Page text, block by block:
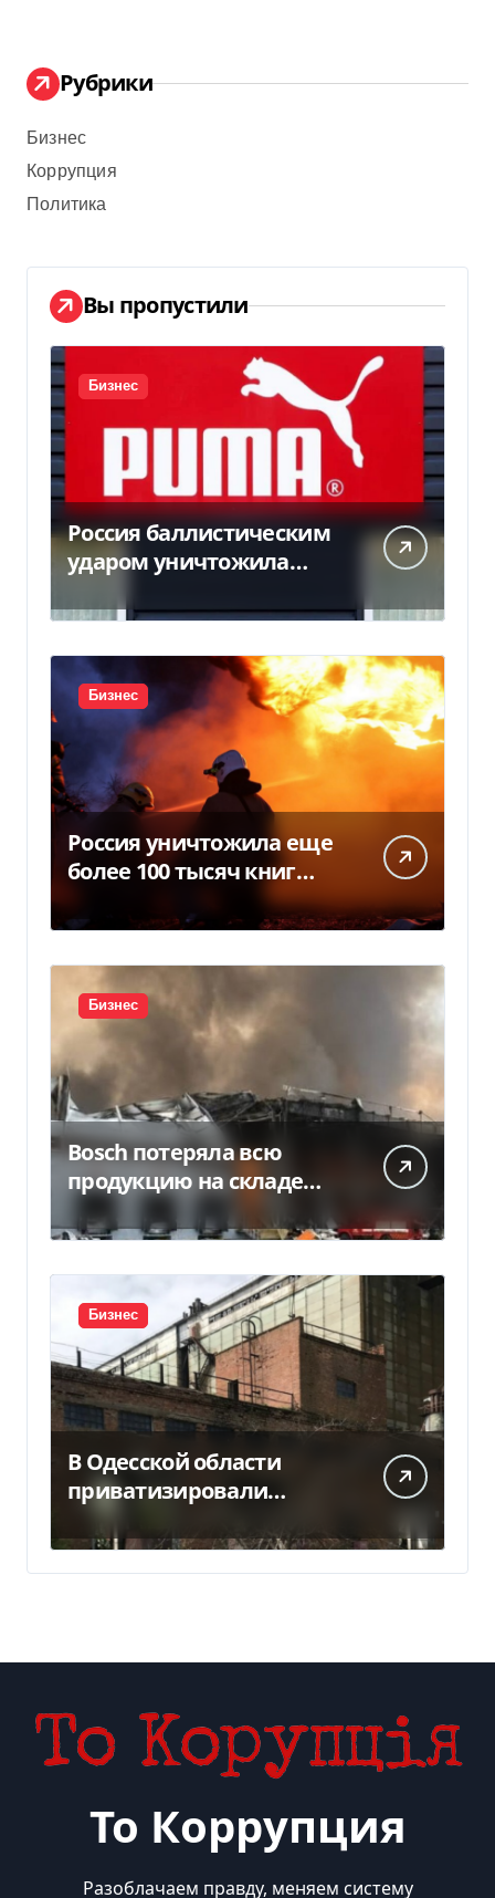
Рубрики
Бизнес
Коррупция
Политика
Вы пропустили
Бизнес
Россия баллистическим
ударом уничтожила
детали
Бизнес
Россия уничтожила еще
более 100 тысяч книг
BookChef: что произошло
Бизнес
Bosch потеряла всю
продукцию на складе
Бизнес
В Одесской области
приватизировали
«Хлебную базу №77» за
5,7 млн грн
То Коррупция
Разоблачаем правду, меняем систему